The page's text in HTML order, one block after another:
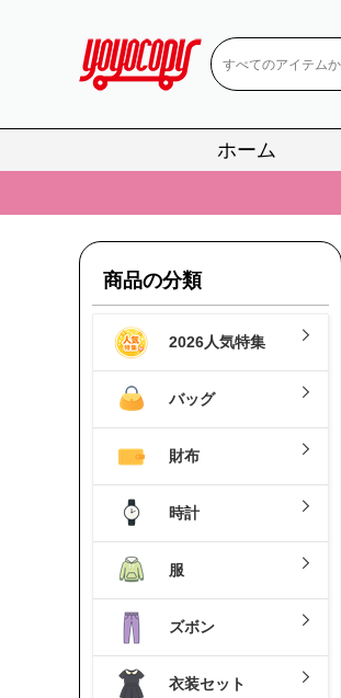
ホーム
商品の分類
2026人気特集
バッグ
財布
時計
服
ズボン
衣装セット